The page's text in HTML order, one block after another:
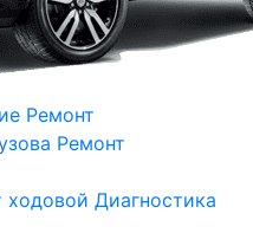
Ремонт
Ремонт
ходовой Диагностика